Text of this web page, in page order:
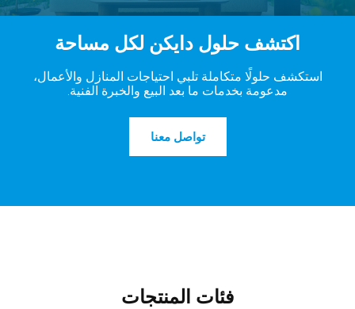
اكتشف حلول دايكن لكل مساحة
استكشف حلولًا متكاملة تلبي احتياجات المنازل والأعمال،
مدعومة بخدمات ما بعد البيع والخبرة الفنية.
تواصل معنا
فئات المنتجات